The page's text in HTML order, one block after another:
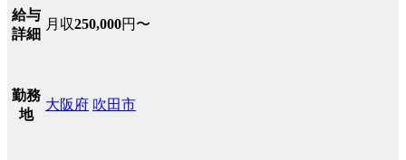
給与
詳細
月収250,000円〜
勤務
地
大阪府 吹田市